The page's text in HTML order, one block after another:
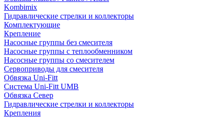
Kombimix
Гидравлические стрелки и коллекторы
Комплектующие
Крепление
Насосные группы без смесителя
Насосные группы с теплообменником
Насосные группы со смесителем
Сервоприводы для смесителя
Обвязка Uni-Fitt
Система Uni-Fitt UMB
Обвязка Север
Гидравлические стрелки и коллекторы
Крепления